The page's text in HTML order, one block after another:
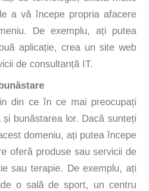
a vă începe propria afacere
De exemplu, ați putea
aplicație, crea un site web
de consultanță IT.
din ce în ce mai preocupați
și bunăstarea lor. Dacă sunteți
domeniu, ați putea începe
oferă produse sau servicii de
sau terapie. De exemplu, ați
o sală de sport, un centru